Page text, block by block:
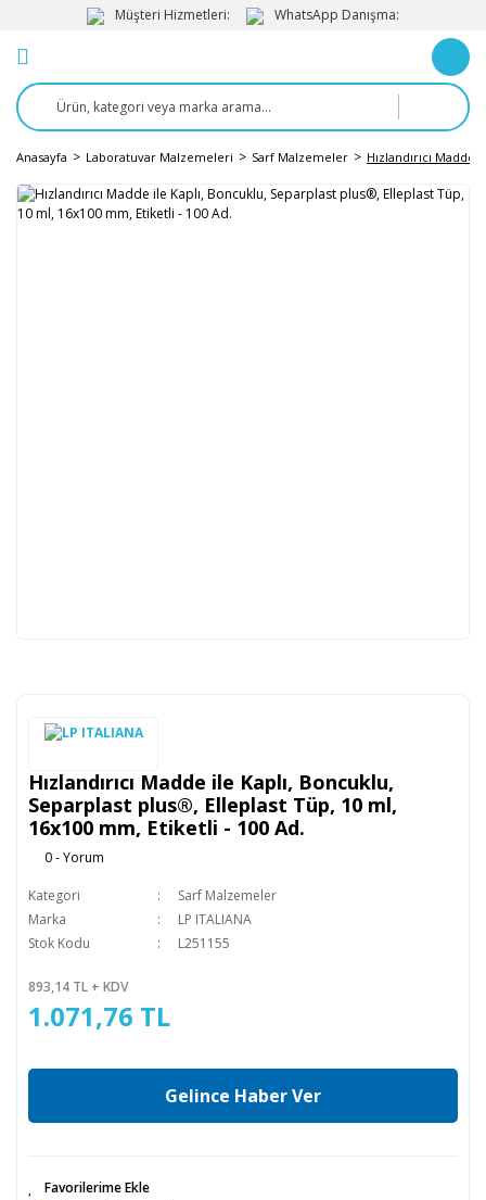
Müşteri Hizmetleri: WhatsApp Danışma:
Anasayfa Laboratuvar Malzemeleri Sarf Malzemeler Hızlandırıcı
Hızlandırıcı Madde ile Kaplı, Boncuklu,
Separplast plus®, Elleplast Tüp, 10 ml,
16x100 mm, Etiketli - 100 Ad.
0 - Yorum
Kategori
Sarf Malzemeler
Marka
LP ITALIANA
Stok Kodu
L251155
893,14 TL + KDV
1.071,76 TL
Gelince Haber Ver